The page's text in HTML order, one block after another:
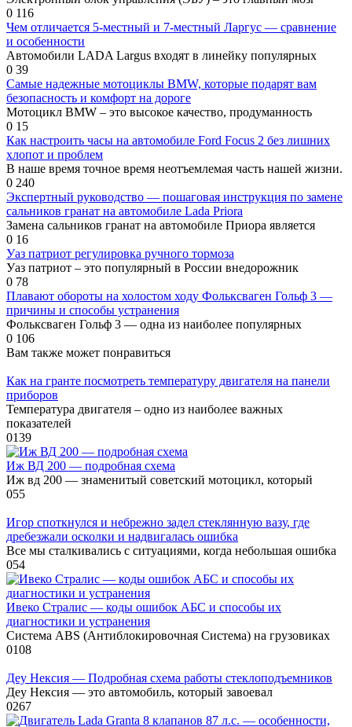
0 116
Чем отличается 5-местный и 7-местный Ларгус — сравнение
и особенности
Автомобили LADA Largus входят в линейку популярных
0 39
Самые надежные мотоциклы BMW, которые подарят вам
безопасность и комфорт на дороге
Мотоцикл BMW – это высокое качество, продуманность
0 15
Как настроить часы на автомобиле Ford Focus 2 без лишних
хлопот и проблем
В наше время точное время неотъемлемая часть нашей жизни.
0 240
Экспертный руководство — пошаговая инструкция по замене
сальников гранат на автомобиле Lada Priora
Замена сальников гранат на автомобиле Приора является
0 16
Уаз патриот регулировка ручного тормоза
Уаз патриот – это популярный в России внедорожник
0 78
Плавают обороты на холостом ходу Фольксваген Гольф 3 —
причины и способы устранения
Фольксваген Гольф 3 — одна из наиболее популярных
0 106
Вам также может понравиться
Как на гранте посмотреть температуру двигателя на панели
приборов
Температура двигателя – одно из наиболее важных
показателей
0139
Иж ВД 200 — подробная схема
Иж вд 200 — знаменитый советский мотоцикл, который
055
Игор споткнулся и небрежно задел стеклянную вазу, где
дребезжали осколки и надвигалась ошибка
Все мы сталкивались с ситуациями, когда небольшая ошибка
054
Ивеко Стралис — коды ошибок АБС и способы их
диагностики и устранения
Система ABS (Антиблокировочная Система) на грузовиках
0108
Деу Нексия — Подробная схема работы стеклоподъемников
Деу Нексия — это автомобиль, который завоевал
0267